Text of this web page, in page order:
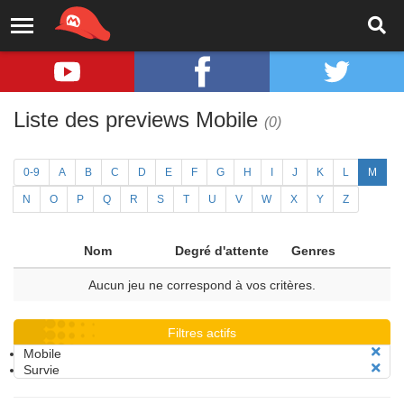
Liste des previews Mobile (0)
0-9 A B C D E F G H J K L M
N O P Q R S T U V W X Y Z
Nom Degré d'attente Genres
Aucun jeu ne correspond à vos critères.
Filtres actifs
Mobile
Survie